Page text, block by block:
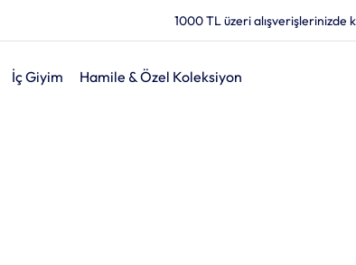
1000 TL üzeri alışverişlerinizde
İç Giyim Hamile & Özel Koleksiyon